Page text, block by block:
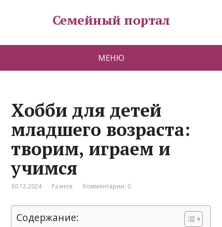
Семейный портал
МЕНЮ
Хобби для детей
младшего возраста:
творим, играем и
учимся
30.12.2024 Разное Комментарии: 0
Содержание: